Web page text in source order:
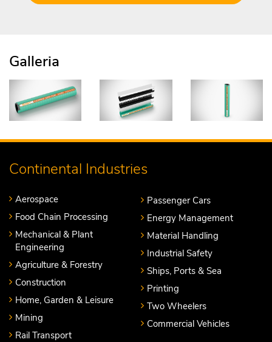
Galleria
Continental Industries
Aerospace
Food Chain Processing
Mechanical & Plant
Engineering
Agriculture & Forestry
Construction
Home, Garden & Leisure
Mining
Rail Transport
Passenger Cars
Energy Management
Material Handling
Industrial Safety
Ships, Ports & Sea
Printing
Two Wheelers
Commercial Vehicles